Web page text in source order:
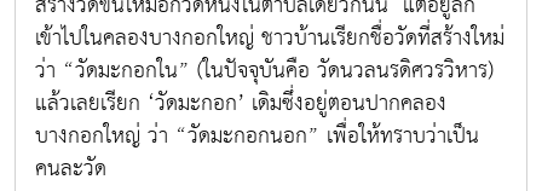
เข้าไปในคลองบางกอกใหญ่ ชาวบ้านเรียกชื่อวัดที่สร้างใหม่
ว่า “วัดมะกอกใน” (ในปัจจุบันคือ วัดนวลนรดิศวรวิหาร)
แล้วเลยเรียก ‘วัดมะกอก’ เดิมซึ่งอยู่ตอนปากคลอง
บางกอกใหญ่ ว่า “วัดมะกอกนอก” เพื่อให้ทราบว่าเป็น
คนละวัด